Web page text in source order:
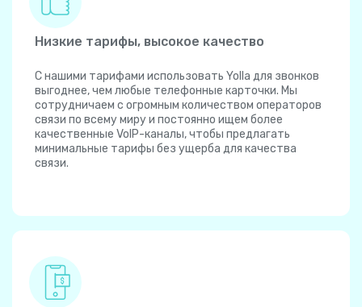
Низкие тарифы, высокое качество
С нашими тарифами использовать Yolla для звонков
выгоднее, чем любые телефонные карточки. Мы
сотрудничаем с огромным количеством операторов
связи по всему миру и постоянно ищем более
качественные VoIP-каналы, чтобы предлагать
минимальные тарифы без ущерба для качества
связи.